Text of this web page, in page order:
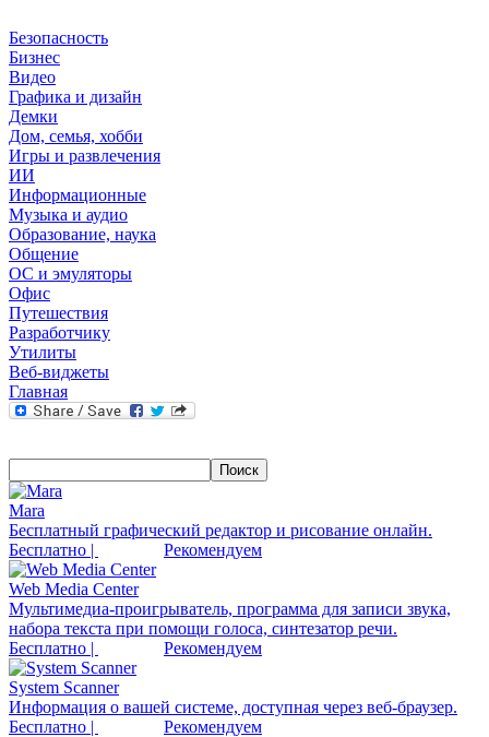
Безопасность
Бизнес
Видео
Графика и дизайн
Демки
Дом, семья, хобби
Игры и развлечения
ИИ
Информационные
Музыка и аудио
Образование, наука
Общение
ОС и эмуляторы
Офис
Путешествия
Разработчику
Утилиты
Веб-виджеты
Главная
Mara
Бесплатный графический редактор и рисование онлайн.
Бесплатно |
Рекомендуем
Web Media Center
Мультимедиа-проигрыватель, программа для записи звука,
набора текста при помощи голоса, синтезатор речи.
Бесплатно |
Рекомендуем
System Scanner
Информация о вашей системе, доступная через веб-браузер.
Бесплатно |
Рекомендуем